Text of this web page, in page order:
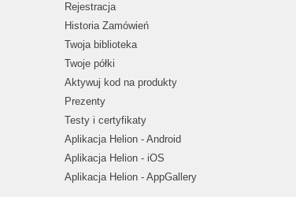
Rejestracja
Historia Zamówień
Twoja biblioteka
Twoje półki
Aktywuj kod na produkty
Prezenty
Testy i certyfikaty
Aplikacja Helion - Android
Aplikacja Helion - iOS
Aplikacja Helion - AppGallery